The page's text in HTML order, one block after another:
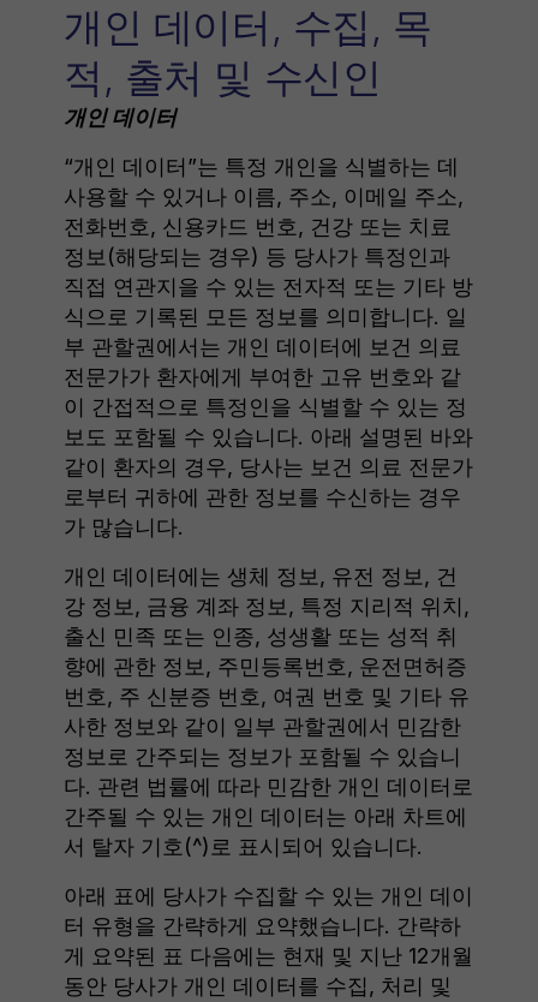
개인 데이터, 수집, 목
적, 출처 및 수신인
개인 데이터
“개인 데이터”는 특정 개인을 식별하는 데
사용할 수 있거나 이름, 주소, 이메일 주소,
전화번호, 신용카드 번호, 건강 또는 치료
정보(해당되는 경우) 등 당사가 특정인과
직접 연관지을 수 있는 전자적 또는 기타 방
식으로 기록된 모든 정보를 의미합니다. 일
부 관할권에서는 개인 데이터에 보건 의료
전문가가 환자에게 부여한 고유 번호와 같
이 간접적으로 특정인을 식별할 수 있는 정
보도 포함될 수 있습니다. 아래 설명된 바와
같이 환자의 경우, 당사는 보건 의료 전문가
로부터 귀하에 관한 정보를 수신하는 경우
가 많습니다.
개인 데이터에는 생체 정보, 유전 정보, 건
강 정보, 금융 계좌 정보, 특정 지리적 위치,
출신 민족 또는 인종, 성생활 또는 성적 취
향에 관한 정보, 주민등록번호, 운전면허증
번호, 주 신분증 번호, 여권 번호 및 기타 유
사한 정보와 같이 일부 관할권에서 민감한
정보로 간주되는 정보가 포함될 수 있습니
다. 관련 법률에 따라 민감한 개인 데이터로
간주될 수 있는 개인 데이터는 아래 차트에
서 탈자 기호(^)로 표시되어 있습니다.
아래 표에 당사가 수집할 수 있는 개인 데이
터 유형을 간략하게 요약했습니다. 간략하
게 요약된 표 다음에는 현재 및 지난 12개월
동안 당사가 개인 데이터를 수집, 처리 및